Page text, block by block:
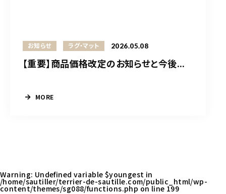
お知らせ ラグ・マット 2026.05.08
【重要】商品価格改定のお知らせと今後...
MORE
Warning: Undefined variable $youngest in
/home/sautiller/terrier-de-sautille.com/public_html/wp-
content/themes/sg088/functions.php on line 199